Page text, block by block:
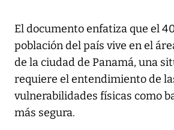
El documento enfatiza que el
población del país vive en el
de la ciudad de Panamá, una
requiere el entendimiento de
vulnerabilidades físicas como
más segura.